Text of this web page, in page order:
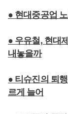
● 현대중공업
● 우유철, 현대
내놓을까
● 티슈진의 퇴
르게 늘어